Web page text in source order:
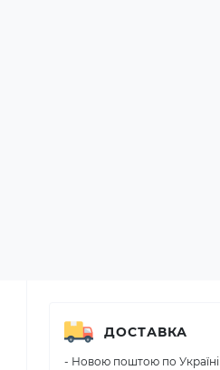
ДОСТАВКА
- Новою поштою по Україні